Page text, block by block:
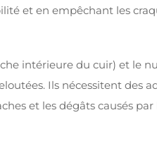
et en empêchant les
intérieure du cuir) et le
Ils nécessitent des
et les dégâts causés